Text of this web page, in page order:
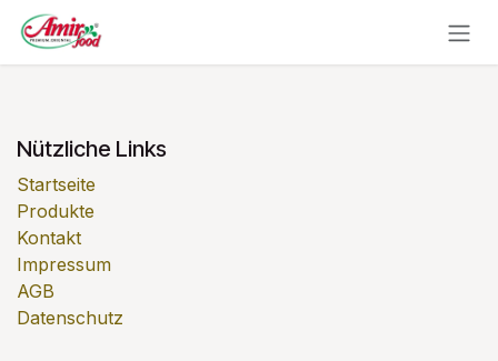
Zum Inhalt springen
Nützliche Links
Startseite
Produkte
Kontakt
Impressum
AGB
Datenschutz